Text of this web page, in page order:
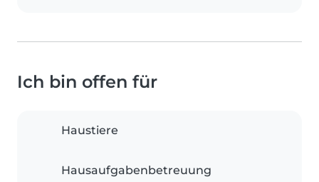
Ich bin offen für
Haustiere
Hausaufgabenbetreuung